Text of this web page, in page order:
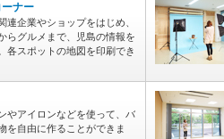
ナー
連企業やショップをはじめ、
らグルメまで、児島の情報を
各スポットの地図を印刷でき
やアイロンなどを使って、バ
を自由に作ることができま